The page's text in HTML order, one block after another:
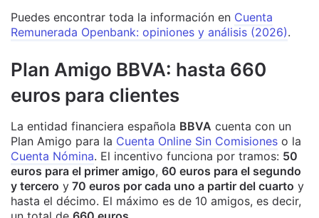
Puedes encontrar toda la información en Cuenta
Remunerada Openbank: opiniones y análisis (2026).
Plan Amigo BBVA: hasta 660
euros para clientes
La entidad financiera española BBVA cuenta con un
Plan Amigo para la Cuenta Online Sin Comisiones o la
Cuenta Nómina. El incentivo funciona por tramos: 50
euros para el primer amigo, 60 euros para el segundo
y tercero y 70 euros por cada uno a partir del cuarto y
hasta el décimo. El máximo es de 10 amigos, es decir,